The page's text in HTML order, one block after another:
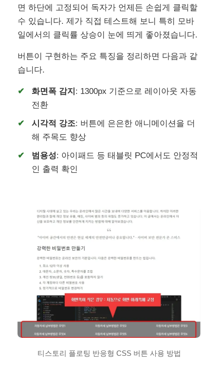
면 하단에 고정되어 독자가 언제든 손쉽게 클릭할
수 있습니다. 제가 직접 테스트해 보니 특히 모바
일에서의 클릭률 상승이 눈에 띄게 좋아졌습니다.
버튼이 구현하는 주요 특징을 정리하면 다음과 같
습니다.
화면폭 감지 : 1300px 기준으로 레이아웃 자동
전환
시각적 강조: 버튼에 은은한 애니메이션을 더
해 주목도 향상
범용성: 아이패드 등 태블릿 PC에서도 안정적
인 출력 확인
티스토리 플로팅 반응형 CSS 버튼 사용 방법